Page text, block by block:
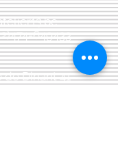
649433
de Dinant 41